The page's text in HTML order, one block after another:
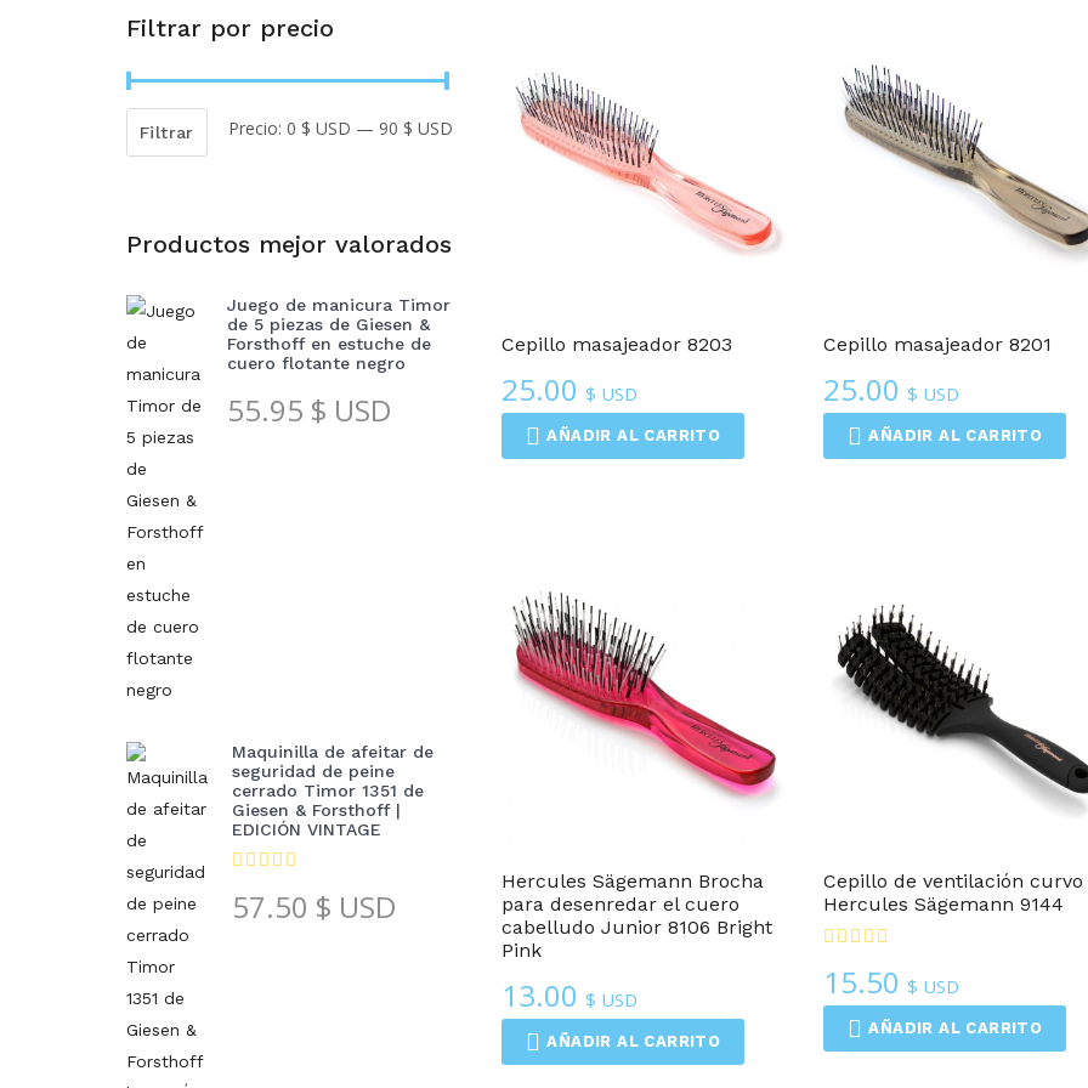
Filtrar por precio
Filtrar Precio: 0 $ USD — 90 $ USD
Productos mejor valorados
Juego de manicura Timor
de 5 piezas de Giesen &
Forsthoff en estuche de
cuero flotante negro
55.95 $ USD
Maquinilla de afeitar de
seguridad de peine
cerrado Timor 1351 de
Giesen & Forsthoff |
EDICIÓN VINTAGE
57.50 $ USD
Cepillo masajeador 8203
25.00 $ USD
AÑADIR AL CARRITO
Cepillo masajeador 8201
25.00$ USD
AÑADIR AL CARRITO
Cepillos Para Cabello
Hercules Sägemann Brocha
para desenredar el cuero
cabelludo Junior 8106 Bright
Pink
13.00 $ USD
AÑADIR AL CARRITO
Cepillo de ventilación curvo
Hercules Sägemann 9144
15.50$ USD
AÑADIR AL CARRITO